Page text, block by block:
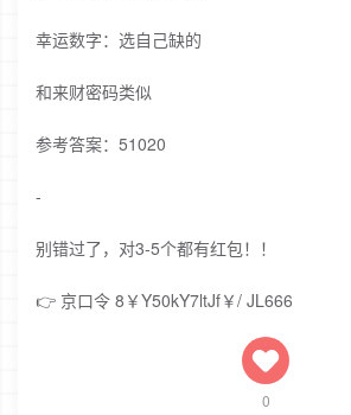
幸运数字：选自己缺的
和来财密码类似
参考答案：51020
-
别错过了，对3-5个都有红包！！
👉 京口令 8￥Y50kY7ltJf￥/ JL666
0